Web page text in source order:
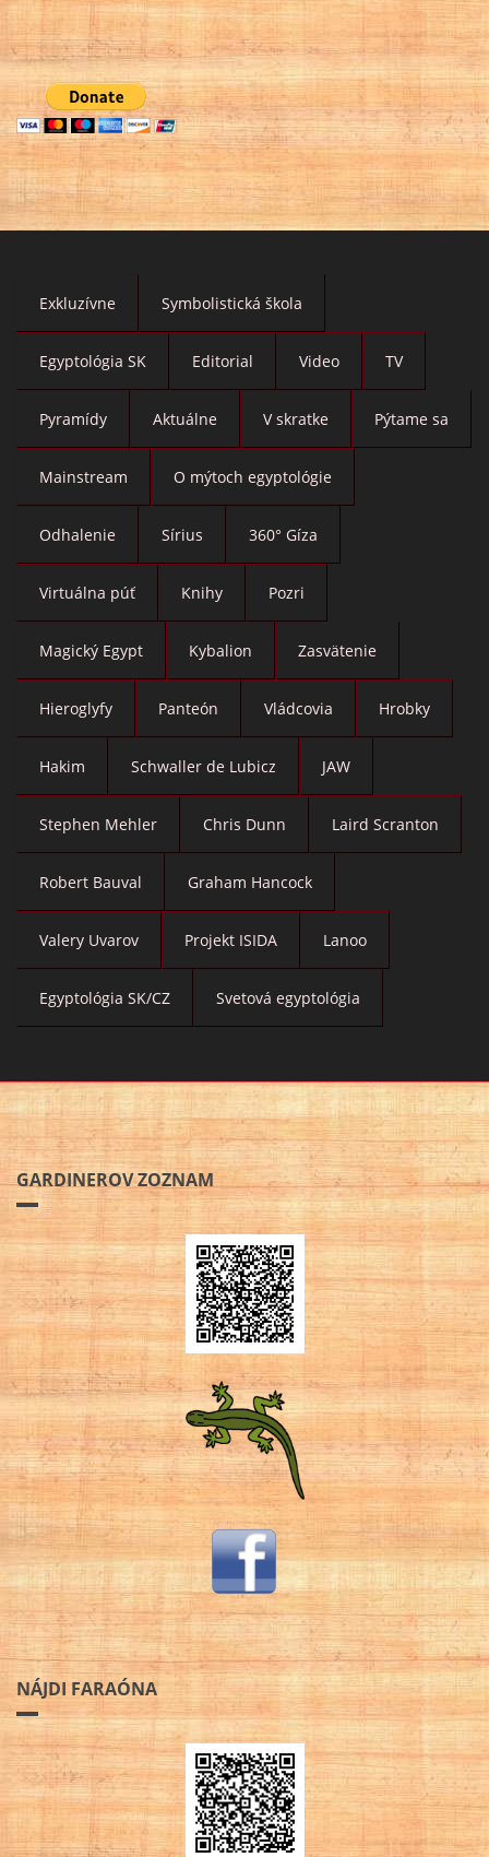
Exkluzívne Symbolistická škola
Egyptológia SK Editorial Video TV
Pyramídy Aktuálne V skratke Pýtame sa
Mainstream O mýtoch egyptológie
Odhalenie Sírius 360° Gíza
Virtuálna púť Knihy Pozri
Magický Egypt Kybalion Zasvätenie
Hieroglyfy Panteón Vládcovia Hrobky
Hakim Schwaller de Lubicz JAW
Stephen Mehler Chris Dunn Laird Scranton
Robert Bauval Graham Hancock
Valery Uvarov Projekt ISIDA Lanoo
Egyptológia SK/CZ Svetová egyptológia
GARDINEROV ZOZNAM
NÁJDI FARAÓNA